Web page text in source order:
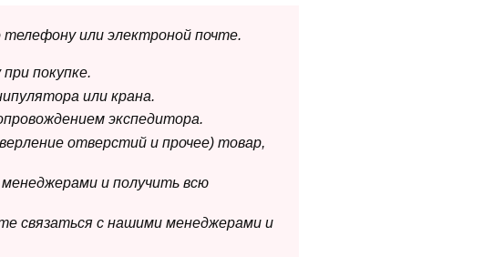
или электроной почте.
покупке.
или крана.
экспедитора.
отверстий и прочее) товар,
и получить всю
связаться с нашими менеджерами и